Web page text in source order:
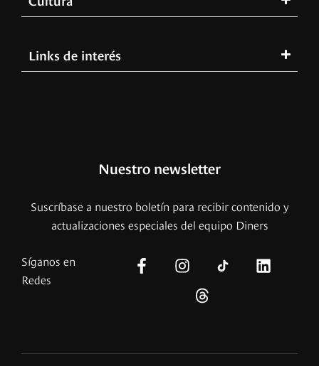
Links de interés
Nuestro newsletter
Suscríbase a nuestro boletín para recibir contenido y
actualizaciones especiales del equipo Diners
Síganos en
Redes